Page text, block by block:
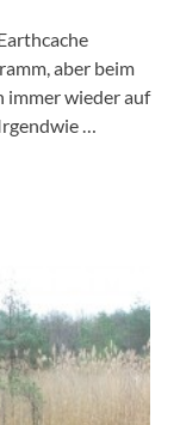
aber beim
immer wieder auf
…